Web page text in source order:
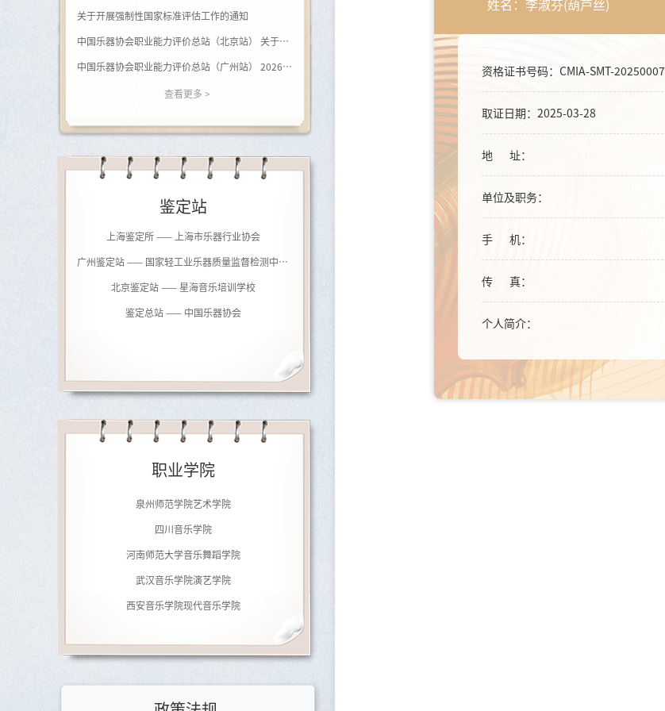
关于开展强制性国家标准评估工作的通知
中国乐器协会职业能力评价总站（北京站） 关于开展（黑河学院）钢琴调律师职业等级评价的通知
中国乐器协会职业能力评价总站（广州站） 2026年广西站钢琴调律师等级评价通知
查看更多 >
鉴定站
上海鉴定所 —— 上海市乐器行业协会
广州鉴定站 —— 国家轻工业乐器质量监督检测中心（广州）
北京鉴定站 —— 星海音乐培训学校
鉴定总站 —— 中国乐器协会
职业学院
济南大学音乐学院
南京师范大学音乐学院
广东文艺职业学院
泉州师范学院艺术学院
四川音乐学院
河南师范大学音乐舞蹈学院
武汉音乐学院演艺学院
西安音乐学院现代音乐学院
南京师范大学音乐学院
姓名：李淑芬(葫芦丝)
资格证书号码：CMIA-SMT-20250007
取证日期：2025-03-28
地 址：
单位及职务：
手 机：
传 真：
个人简介：